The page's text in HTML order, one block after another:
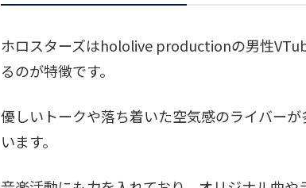
ホロスターズはhololive productionの男性
るのが特徴です。
優しいトークや落ち着いた空気感のライバー
います。